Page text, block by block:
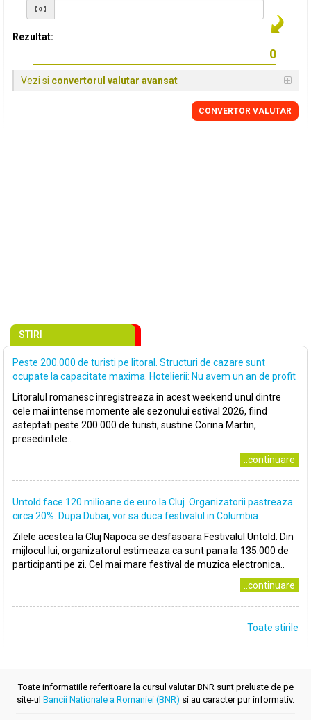
Rezultat:
Vezi si convertorul valutar avansat
CONVERTOR VALUTAR
STIRI
Peste 200.000 de turisti pe litoral. Structuri de cazare sunt
ocupate la capacitate maxima. Hotelierii: Nu avem un an de profit
Litoralul romanesc inregistreaza in acest weekend unul dintre
cele mai intense momente ale sezonului estival 2026, fiind
asteptati peste 200.000 de turisti, sustine Corina Martin,
presedintele..
..continuare
Untold face 120 milioane de euro la Cluj. Organizatorii pastreaza
circa 20%. Dupa Dubai, vor sa duca festivalul in Columbia
Zilele acestea la Cluj Napoca se desfasoara Festivalul Untold. Din
mijlocul lui, organizatorul estimeaza ca sunt pana la 135.000 de
participanti pe zi. Cel mai mare festival de muzica electronica..
..continuare
Toate stirile
Toate informatiile referitoare la cursul valutar BNR sunt preluate de pe
site-ul Bancii Nationale a Romaniei (BNR) si au caracter pur informativ.